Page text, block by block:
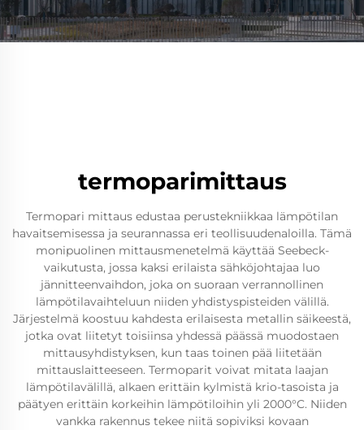
termoparimittaus
Termopari mittaus edustaa perustekniikkaa lämpötilan
havaitsemisessa ja seurannassa eri teollisuudenaloilla. Tämä
monipuolinen mittausmenetelmä käyttää Seebeck-
vaikutusta, jossa kaksi erilaista sähköjohtajaa luo
jännitteenvaihdon, joka on suoraan verrannollinen
lämpötilavaihteluun niiden yhdistyspisteiden välillä.
Järjestelmä koostuu kahdesta erilaisesta metallin säikeestä,
jotka ovat liitetyt toisiinsa yhdessä päässä muodostaen
mittausyhdistyksen, kun taas toinen pää liitetään
mittauslaitteeseen. Termoparit voivat mitata laajan
lämpötilavälillä, alkaen erittäin kylmistä krio-tasoista ja
päätyen erittäin korkeihin lämpötiloihin yli 2000°C. Niiden
vankka rakennus tekee niitä sopiviksi kovaan